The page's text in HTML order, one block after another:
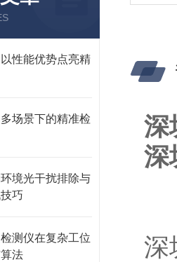
性能优势点亮精
场景下的精准检
境光干扰排除与
巧
测仪在复杂工位
法
深
深
深